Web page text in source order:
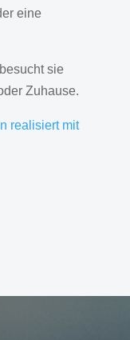
eine
sie
Zuhause.
realisiert mit